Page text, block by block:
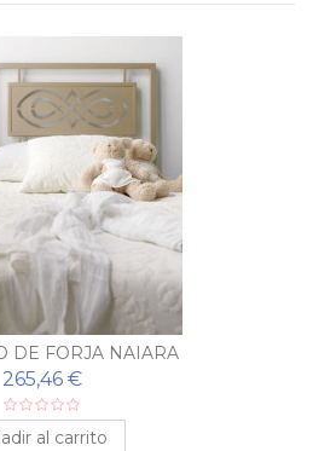
DE FORJA NAIARA
265,46 €
al carrito